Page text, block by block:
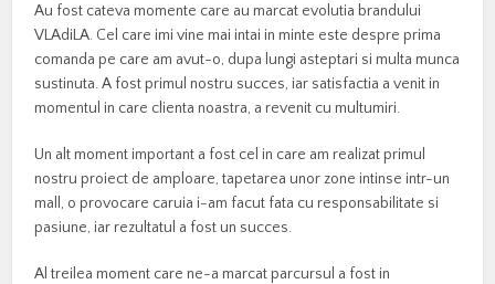
Au fost cateva momente care au marcat evolutia brandului
VLAdiLA. Cel care imi vine mai intai in minte este despre prima
comanda pe care am avut-o, dupa lungi asteptari si multa munca
sustinuta. A fost primul nostru succes, iar satisfactia a venit in
momentul in care clienta noastra, a revenit cu multumiri.
Un alt moment important a fost cel in care am realizat primul
nostru proiect de amploare, tapetarea unor zone intinse intr-un
mall, o provocare caruia i-am facut fata cu responsabilitate si
pasiune, iar rezultatul a fost un succes.
Al treilea moment care ne-a marcat parcursul a fost in